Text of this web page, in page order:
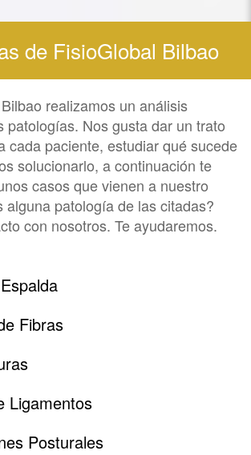
de FisioGlobal Bilbao
realizamos un análisis
patologías. Nos gusta dar un trato
cada paciente, estudiar qué sucede
solucionarlo, a continuación te
casos que vienen a nuestro
alguna patología de las citadas?
con nosotros. Te ayudaremos.
Fibras
Ligamentos
Posturales